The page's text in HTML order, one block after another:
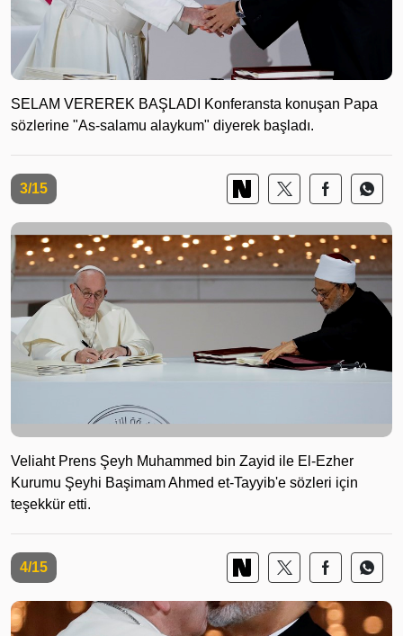
SELAM VEREREK BAŞLADI Konferansta konuşan Papa
sözlerine "As-salamu alaykum" diyerek başladı.
3/15
Veliaht Prens Şeyh Muhammed bin Zayid ile El-Ezher
Kurumu Şeyhi Başimam Ahmed et-Tayyib'e sözleri için
teşekkür etti.
4/15